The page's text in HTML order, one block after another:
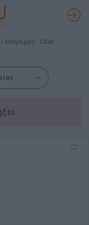
Μάγειρες - Chef -